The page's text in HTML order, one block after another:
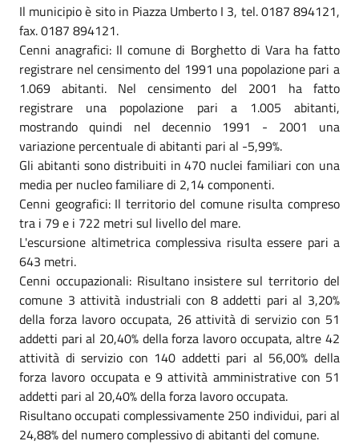
Il municipio è sito in Piazza Umberto I 3, tel. 0187 894121,
fax. 0187 894121.
Cenni anagrafici: Il comune di Borghetto di Vara ha fatto
registrare nel censimento del 1991 una popolazione pari a
1.069 abitanti. Nel censimento del 2001 ha fatto
registrare una popolazione pari a 1.005 abitanti,
mostrando quindi nel decennio 1991 - 2001 una
variazione percentuale di abitanti pari al -5,99%.
Gli abitanti sono distribuiti in 470 nuclei familiari con una
media per nucleo familiare di 2,14 componenti.
Cenni geografici: Il territorio del comune risulta compreso
tra i 79 e i 722 metri sul livello del mare.
L'escursione altimetrica complessiva risulta essere pari a
643 metri.
Cenni occupazionali: Risultano insistere sul territorio del
comune 3 attività industriali con 8 addetti pari al 3,20%
della forza lavoro occupata, 26 attività di servizio con 51
addetti pari al 20,40% della forza lavoro occupata, altre 42
attività di servizio con 140 addetti pari al 56,00% della
forza lavoro occupata e 9 attività amministrative con 51
addetti pari al 20,40% della forza lavoro occupata.
Risultano occupati complessivamente 250 individui, pari al
24,88% del numero complessivo di abitanti del comune.